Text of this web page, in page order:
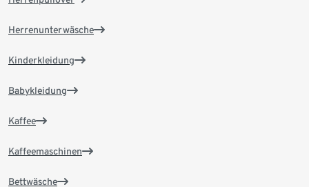
Herrenunterwäsche
Kinderkleidung
Babykleidung
Kaffee
Kaffeemaschinen
Bettwäsche